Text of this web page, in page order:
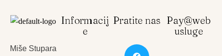
Miše Stupara
Informacij
e
Pratite nas Pay@web
usluge